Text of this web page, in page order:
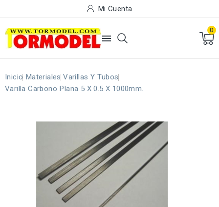
Mi Cuenta

0
Inicio Materiales Varillas Y Tubos
Varilla Carbono Plana 5 X 0.5 X 1000mm.